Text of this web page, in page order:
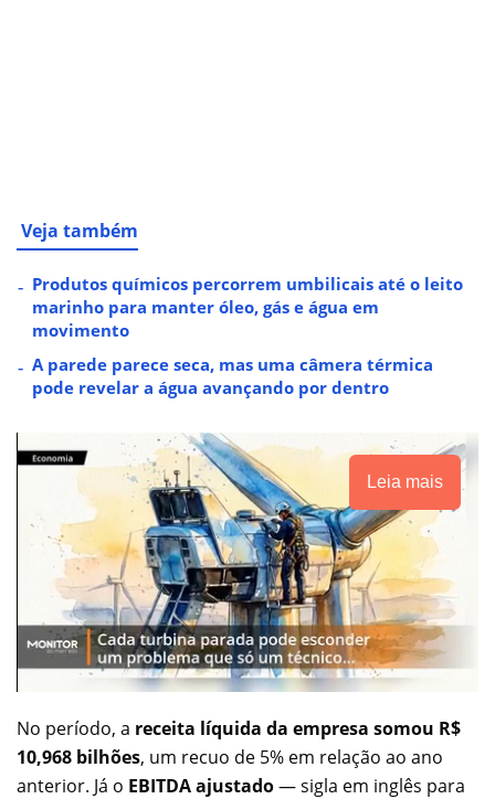
Veja também
Produtos químicos percorrem umbilicais até o leito
marinho para manter óleo, gás e água em
movimento
A parede parece seca, mas uma câmera térmica
pode revelar a água avançando por dentro
Leia mais
No período, a receita líquida da empresa somou R$
10,968 bilhões, um recuo de 5% em relação ao ano
anterior. Já o EBITDA ajustado— sigla em inglês para